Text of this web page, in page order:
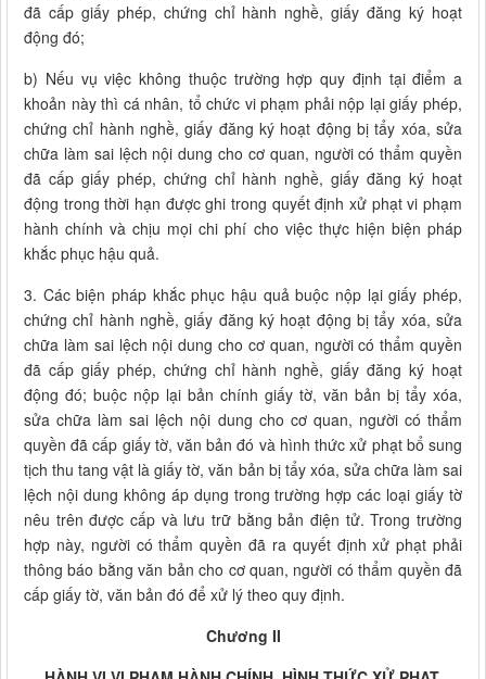
đã cấp giấy phép, chứng chỉ hành nghề, giấy đăng ký hoạt
động đó;
b) Nếu vụ việc không thuộc trường hợp quy định tại điểm a
khoản này thì cá nhân, tổ chức vi phạm phải nộp lại giấy phép,
chứng chỉ hành nghề, giấy đăng ký hoạt động bị tẩy xóa, sửa
chữa làm sai lệch nội dung cho cơ quan, người có thẩm quyền
đã cấp giấy phép, chứng chỉ hành nghề, giấy đăng ký hoạt
động trong thời hạn được ghi trong quyết định xử phạt vi phạm
hành chính và chịu mọi chi phí cho việc thực hiện biện pháp
khắc phục hậu quả.
3. Các biện pháp khắc phục hậu quả buộc nộp lại giấy phép,
chứng chỉ hành nghề, giấy đăng ký hoạt động bị tẩy xóa, sửa
chữa làm sai lệch nội dung cho cơ quan, người có thẩm quyền
đã cấp giấy phép, chứng chỉ hành nghề, giấy đăng ký hoạt
động đó; buộc nộp lại bản chính giấy tờ, văn bản bị tẩy xóa,
sửa chữa làm sai lệch nội dung cho cơ quan, người có thẩm
quyền đã cấp giấy tờ, văn bản đó và hình thức xử phạt bổ sung
tịch thu tang vật là giấy tờ, văn bản bị tẩy xóa, sửa chữa làm sai
lệch nội dung không áp dụng trong trường hợp các loại giấy tờ
nêu trên được cấp và lưu trữ bằng bản điện tử. Trong trường
hợp này, người có thẩm quyền đã ra quyết định xử phạt phải
thông báo bằng văn bản cho cơ quan, người có thẩm quyền đã
cấp giấy tờ, văn bản đó để xử lý theo quy định.
Chương II